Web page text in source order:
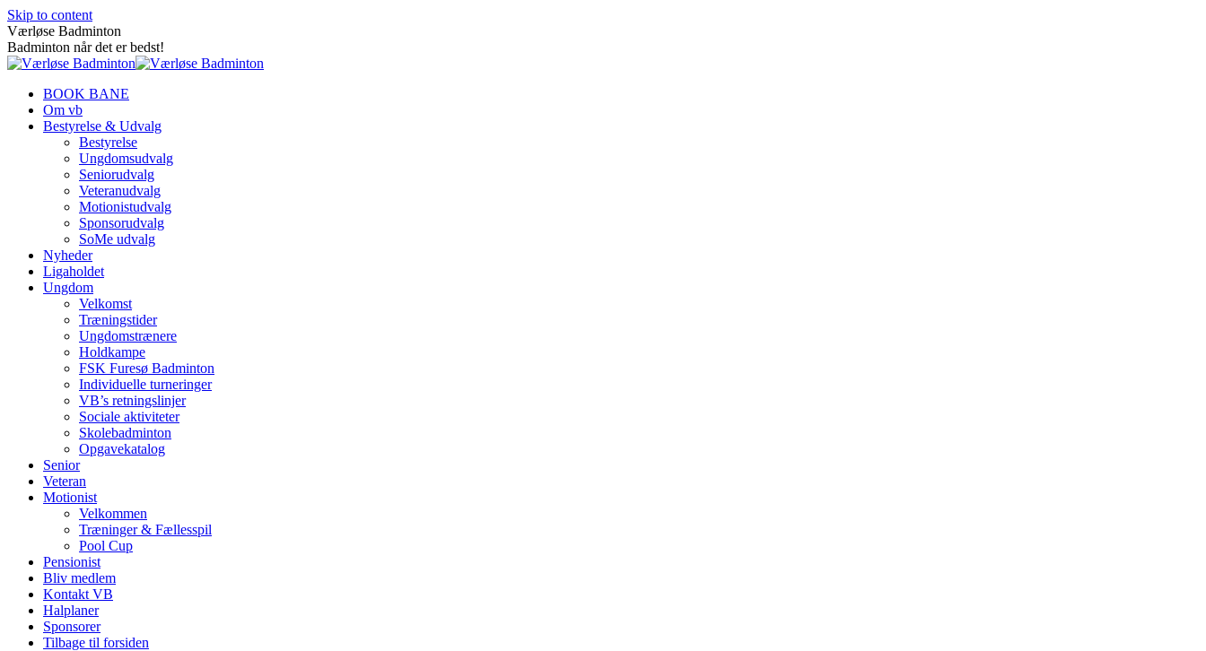
Skip to content
Værløse Badminton
Badminton når det er bedst!
BOOK BANE
Om vb
Bestyrelse & Udvalg
Bestyrelse
Ungdomsudvalg
Seniorudvalg
Veteranudvalg
Motionistudvalg
Sponsorudvalg
SoMe udvalg
Nyheder
Ligaholdet
Ungdom
Velkomst
Træningstider
Ungdomstrænere
Holdkampe
FSK Furesø Badminton
Individuelle turneringer
VB’s retningslinjer
Sociale aktiviteter
Skolebadminton
Opgavekatalog
Senior
Veteran
Motionist
Velkommen
Træninger & Fællesspil
Pool Cup
Pensionist
Bliv medlem
Kontakt VB
Halplaner
Sponsorer
Tilbage til forsiden